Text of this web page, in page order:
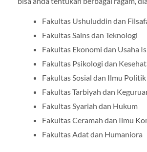
Fakultas Ushuluddin dan
Fakultas Sains dan Teknologi
Fakultas Ekonomi dan Usaha
Fakultas Psikologi dan
Fakultas Sosial dan Ilmu Politik
Fakultas Tarbiyah dan
Fakultas Syariah dan Hukum
Fakultas Ceramah dan Ilmu
Fakultas Adat dan Humaniora